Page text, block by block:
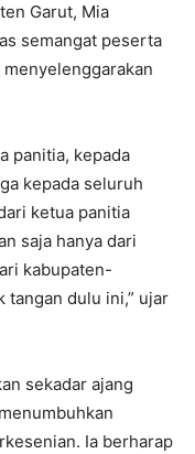
Garut, Mia
semangat peserta
panitia, kepada
kepada seluruh
ketua panitia
saja hanya dari
kabupaten-
tangan dulu ini,” ujar
sekadar ajang
Ia berharap